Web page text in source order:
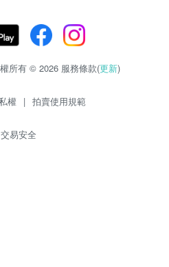
所有 © 2026 服務條款(更新)
權 | 拍賣使用規範
交易安全